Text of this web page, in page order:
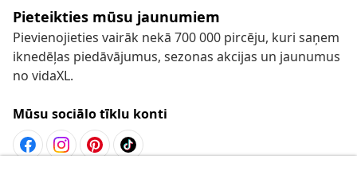
Pieteikties mūsu jaunumiem
Pievienojieties vairāk nekā 700 000 pircēju, kuri saņem
iknedēļas piedāvājumus, sezonas akcijas un jaunumus
no vidaXL.
Mūsu sociālo tīklu konti